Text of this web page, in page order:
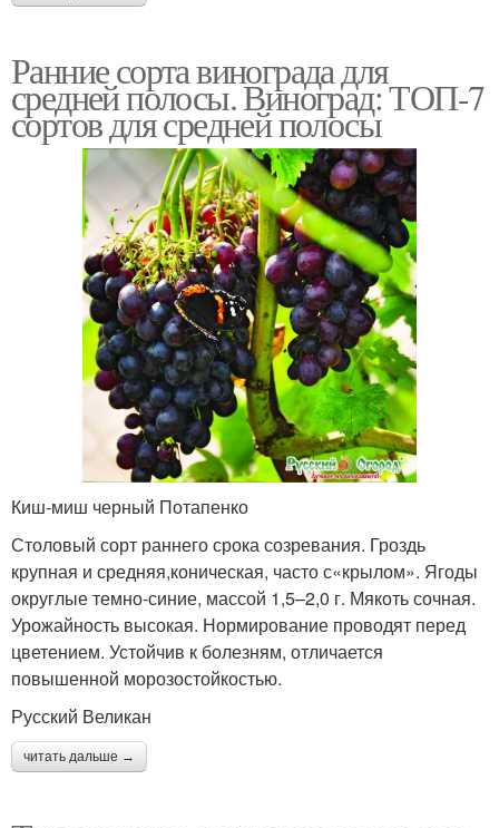
Ранние сорта винограда для
средней полосы. Виноград: ТОП-7
сортов для средней полосы
Киш-миш черный Потапенко
Столовый сорт раннего срока созревания. Гроздь
крупная и средняя,коническая, часто с«крылом». Ягоды
округлые темно-синие, массой 1,5–2,0 г. Мякоть сочная.
Урожайность высокая. Нормирование проводят перед
цветением. Устойчив к болезням, отличается
повышенной морозостойкостью.
Русский Великан
читать дальше →